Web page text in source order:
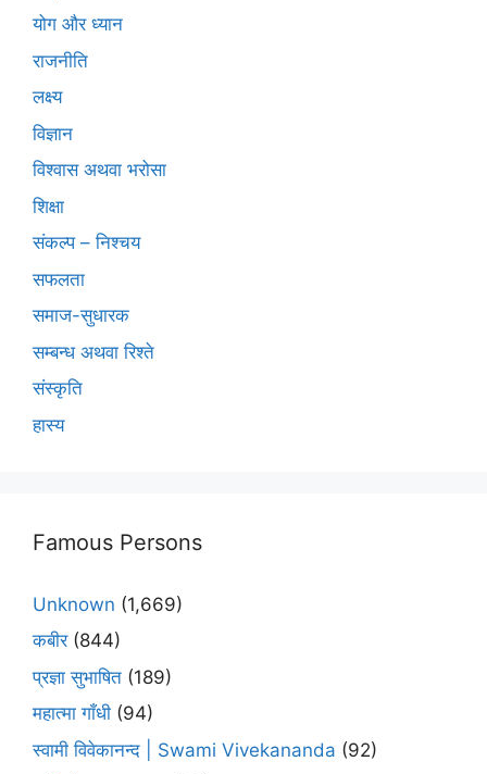
योग और ध्यान
राजनीति
लक्ष्य
विज्ञान
विश्वास अथवा भरोसा
शिक्षा
संकल्प – निश्चय
सफलता
समाज-सुधारक
सम्बन्ध अथवा रिश्ते
संस्कृति
हास्य
Famous Persons
Unknown (1,669)
कबीर(844)
प्रज्ञा सुभाषित (189)
महात्मा गाँधी (94)
स्वामी विवेकानन्द | Swami Vivekananda (92)